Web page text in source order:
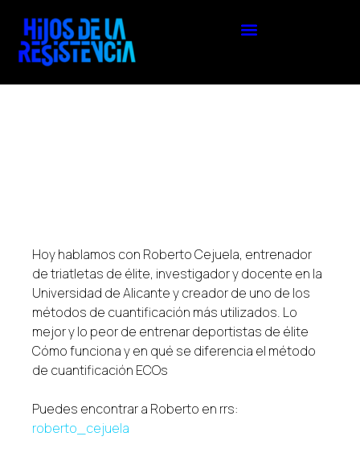
Hoy hablamos con Roberto Cejuela, entrenador
de triatletas de élite, investigador y docente en la
Universidad de Alicante y creador de uno de los
métodos de cuantificación más utilizados. Lo
mejor y lo peor de entrenar deportistas de élite
Cómo funciona y en qué se diferencia el método
de cuantificación ECOs
Puedes encontrar a Roberto en rrs:
roberto_cejuela